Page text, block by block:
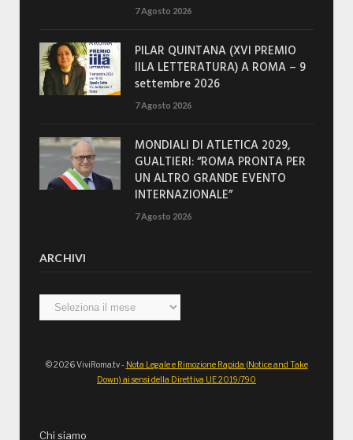
7 Agosto 2026
PILAR QUINTANA (XVI PREMIO
IILA LETTERATURA) A ROMA – 9
settembre 2026
7 Agosto 2026
MONDIALI DI ATLETICA 2029,
GUALTIERI: “ROMA PRONTA PER
UN ALTRO GRANDE EVENTO
INTERNAZIONALE”
7 Agosto 2026
ARCHIVI
Archivi
© 2026 ViviRoma.tv - Nota Legale e Rimozione Rapida (Notice and Take
Down) ai sensi della Direttiva UE 2019/790
Chi siamo